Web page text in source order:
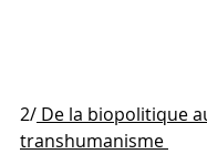
2/ De la biopolitique
transhumanisme